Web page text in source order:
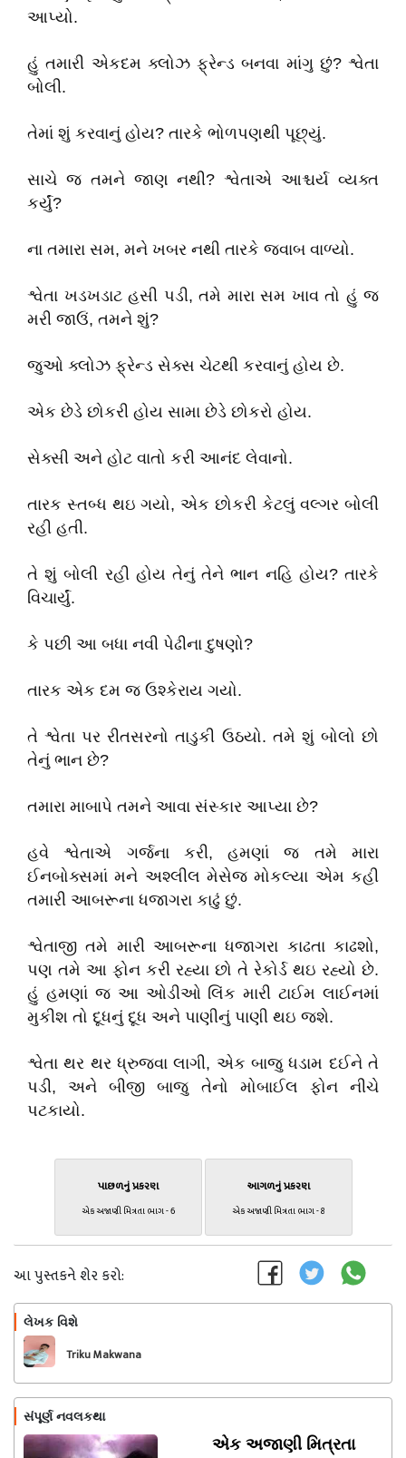
આપ્યો.
હું તમારી એકદમ ક્લોઝ ફ્રેન્ડ બનવા માંગુ છું? શ્વેતા
બોલી.
તેમાં શું કરવાનું હોય? તારકે ભોળપણથી પૂછ્યું.
સાચે જ તમને જાણ નથી? શ્વેતાએ આશ્ચર્ય વ્યક્ત
કર્યું?
ના તમારા સમ, મને ખબર નથી તારકે જવાબ વાળ્યો.
શ્વેતા ખડખડાટ હસી પડી, તમે મારા સમ ખાવ તો હું જ
મરી જાઉં, તમને શું?
જુઓ ક્લોઝ ફ્રેન્ડ સેક્સ ચેટથી કરવાનું હોય છે.
એક છેડે છોકરી હોય સામા છેડે છોકરો હોય.
સેક્સી અને હોટ વાતો કરી આનંદ લેવાનો.
તારક સ્તબ્ધ થઇ ગયો, એક છોકરી કેટલું વલ્ગર બોલી
રહી હતી.
તે શું બોલી રહી હોય તેનું તેને ભાન નહિ હોય? તારકે
વિચાર્યું.
કે પછી આ બધા નવી પેઢીના દુષણો?
તારક એક દમ જ ઉશ્કેરાય ગયો.
તે શ્વેતા પર રીતસરનો તાડુકી ઉઠયો. તમે શું બોલો છો
તેનું ભાન છે?
તમારા માબાપે તમને આવા સંસ્કાર આપ્યા છે?
હવે શ્વેતાએ ગર્જના કરી, હમણાં જ તમે મારા
ઈનબોક્સમાં મને અશ્લીલ મેસેજ મોકલ્યા એમ કહી
તમારી આબરૂના ધજાગરા કાઢું છું.
શ્વેતાજી તમે મારી આબરૂના ધજાગરા કાઢતા કાઢશો,
પણ તમે આ ફોન કરી રહ્યા છો તે રેકોર્ડ થઇ રહ્યો છે.
હું હમણાં જ આ ઓડીઓ લિંક મારી ટાઈમ લાઈનમાં
મુકીશ તો દૂધનું દૂધ અને પાણીનું પાણી થઇ જશે.
શ્વેતા થર થર ધ્રુજવા લાગી, એક બાજુ ધડામ દઈને તે
પડી, અને બીજી બાજુ તેનો મોબાઈલ ફોન નીચે
પટકાયો.
પાછળનું પ્રકરણ
એક અજાણી મિત્રતા ભાગ - 6
આગળનું પ્રકરણ
એક અજાણી મિત્રતા ભાગ - 8
આ પુસ્તકને શેર કરો:
લેખક વિશે
Triku Makwana
સંપૂર્ણ નવલકથા
એક અજાણી મિત્રતા